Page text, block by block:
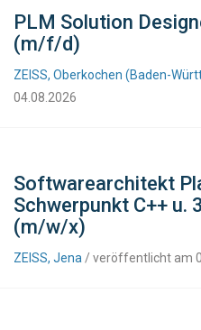
PLM Solution
(m/f/d)
ZEISS, Oberkochen (Baden-
04.08.2026
Softwarearchitekt
Schwerpunkt C++ u.
(m/w/x)
ZEISS, Jena / veröffentlicht am